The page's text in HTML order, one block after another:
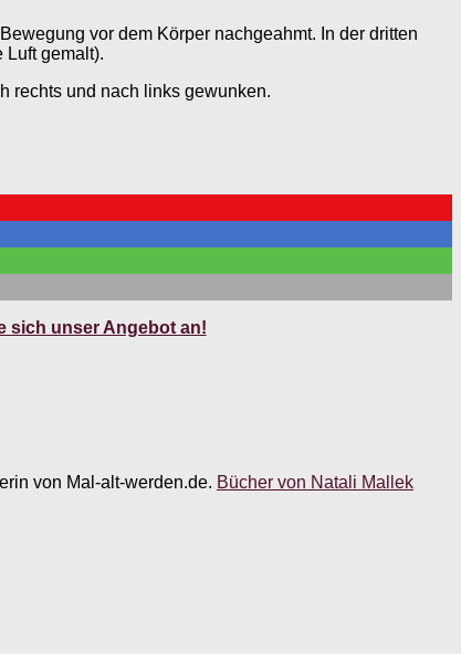
vor dem Körper nachgeahmt. In der dritten
Luft gemalt).
rechts und nach links gewunken.
sich unser Angebot an!
von Mal-alt-werden.de. Bücher von Natali Mallek